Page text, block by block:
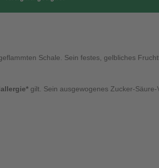
Schale. Sein festes, gelbliches
gilt. Sein ausgewogenes Zucker-